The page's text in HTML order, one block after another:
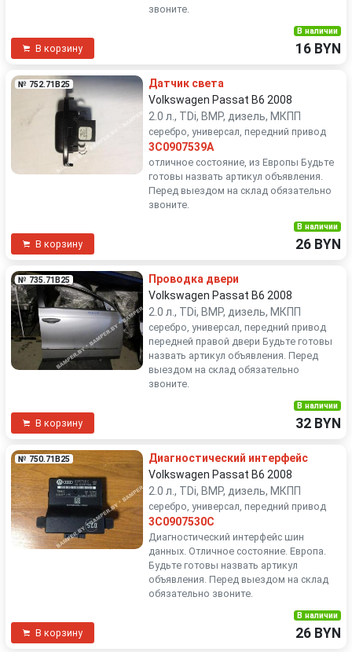
звоните.
В корзину
В наличии
16 BYN
№ 752.71B25
Датчик света
Volkswagen Passat B6 2008
2.0 л., TDi, BMP, дизель, МКПП
серебро, универсал, передний привод
3C0907539A
отличное состояние, из Европы Будьте
готовы назвать артикул объявления.
Перед выездом на склад обязательно
звоните.
В корзину
В наличии
26 BYN
№ 735.71B25
Проводка двери
Volkswagen Passat B6 2008
2.0 л., TDi, BMP, дизель, МКПП
серебро, универсал, передний привод
передней правой двери Будьте готовы
назвать артикул объявления. Перед
выездом на склад обязательно
звоните.
В корзину
В наличии
32 BYN
№ 750.71B25
Диагностический интерфейс
Volkswagen Passat B6 2008
2.0 л., TDi, BMP, дизель, МКПП
серебро, универсал, передний привод
3C0907530C
Диагностический интерфейс шин
данных. Отличное состояние. Европа.
Будьте готовы назвать артикул
объявления. Перед выездом на склад
обязательно звоните.
В корзину
В наличии
26 BYN